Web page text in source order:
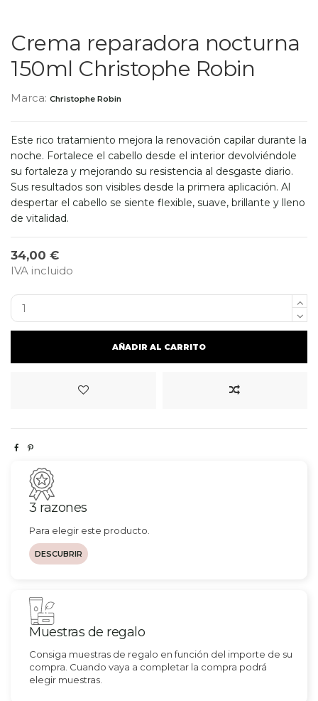
Crema reparadora nocturna
150ml Christophe Robin
Marca: Christophe Robin
Este rico tratamiento mejora la renovación capilar durante la
noche. Fortalece el cabello desde el interior devolviéndole
su fortaleza y mejorando su resistencia al desgaste diario.
Sus resultados son visibles desde la primera aplicación. Al
despertar el cabello se siente flexible, suave, brillante y lleno
de vitalidad.
34,00 €
IVA incluido
AÑADIR AL CARRITO
3 razones
Para elegir este producto.
DESCUBRIR
Muestras de regalo
Consiga muestras de regalo en función del importe de su
compra. Cuando vaya a completar la compra podrá
elegir muestras.